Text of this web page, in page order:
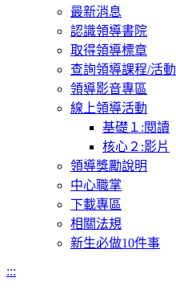
最新消息
認識領導書院
取得領導標章
查詢領導課程/活動
領導影音專區
線上領導活動
基礎１:閱讀
核心２:影片
領導獎勵說明
中心職掌
下載專區
相關法規
新生必做10件事
:::